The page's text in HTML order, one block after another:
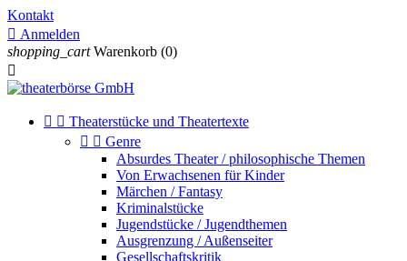
Kontakt
 Anmelden
shopping_cart Warenkorb (0)

  Theaterstücke und Theatertexte
  Genre
Absurdes Theater / philosophische Themen
Von Erwachsenen für Kinder
Märchen / Fantasy
Kriminalstücke
Jugendstücke / Jugendthemen
Ausgrenzung / Außenseiter
Gesellschaftskritik